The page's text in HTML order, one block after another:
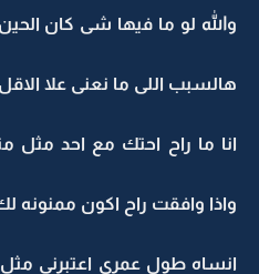
والله لو ما فيها شى كان
هالسبب اللى ما نعنى علا
انا ما راح احتك مع احد مثل
واذا وافقت راح اكون ممنونه
انساه طول عمرى اعتبرنى